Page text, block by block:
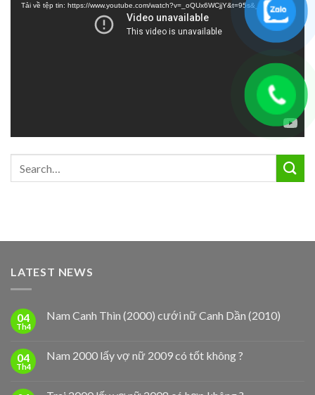
Tải về tệp tin: https://www.youtube.com/watch?v=_oQUx6WCjjY&t=95s&_=1
LATEST NEWS
04
Th4
Nam Canh Thìn (2000) cưới nữ Canh Dần (2010)
04
Th4
Nam 2000 lấy vợ nữ 2009 có tốt không ?